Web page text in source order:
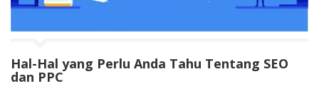
Hal-Hal yang Perlu Anda Tahu Tentang SEO
dan PPC